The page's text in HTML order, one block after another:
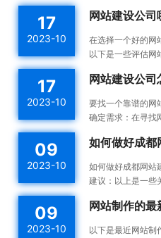
单。这...
17
2023-10
网站建设公司
在选择一个好的网
以下是一些评估网
17
2023-10
要找一个靠谱的网
确定需求：在寻找
09
2023-10
如何做好成都
如何做好成都网站
建议：以上是一些
你的...
09
2023-10
网站制作的最
以下是最近网站制